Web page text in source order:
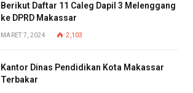
Berikut Daftar 11 Caleg Dapil 3 Melenggang
ke DPRD Makassar
MARET 7, 2024 2,103
Kantor Dinas Pendidikan Kota Makassar
Terbakar